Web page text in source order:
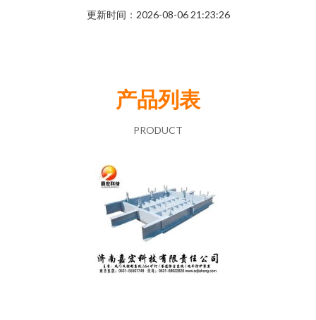
更新时间：2026-08-06 21:23:26
产品列表
PRODUCT